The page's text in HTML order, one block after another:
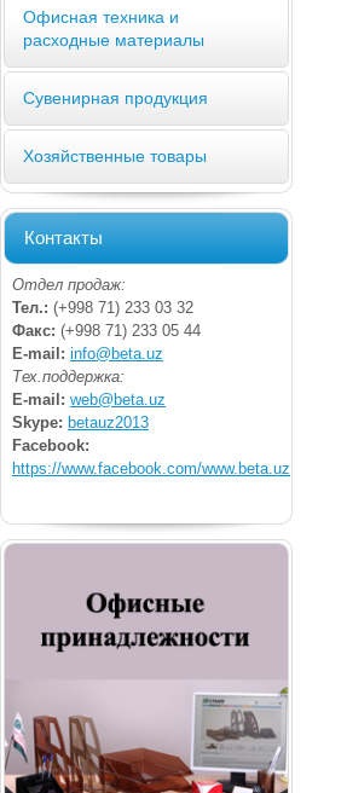
Офисная техника и
расходные материалы
Сувенирная продукция
Хозяйственные товары
Контакты
Отдел продаж:
Тел.: (+998 71) 233 03 32
Факс: (+998 71) 233 05 44
E-mail: info@beta.uz
Тех.поддержка:
E-mail: web@beta.uz
Skype: betauz2013
Facebook:
https://www.facebook.com/www.beta.uz